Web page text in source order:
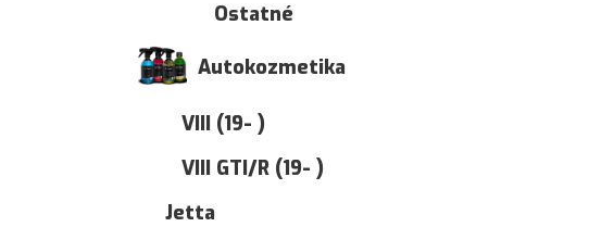
Ostatné
Autokozmetika
VIII (19- )
VIII GTI/R (19- )
Jetta